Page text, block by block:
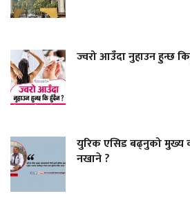
ज्वरो आउँदा नुहाउन हुन्छ
युरिक एसिड बढ्नुको
नखाने ?